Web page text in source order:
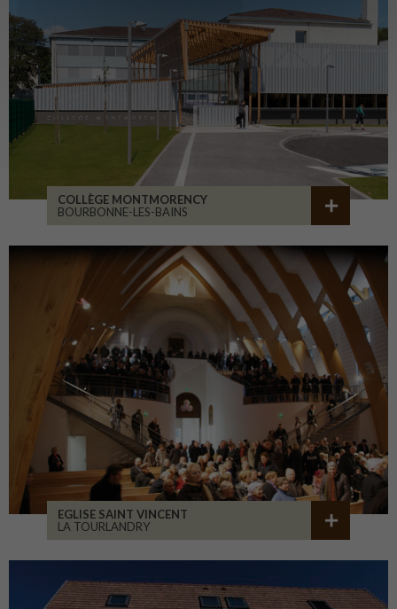
COLLÈGE MONTMORENCY
BOURBONNE-LES-BAINS
EGLISE SAINT VINCENT
LA TOURLANDRY